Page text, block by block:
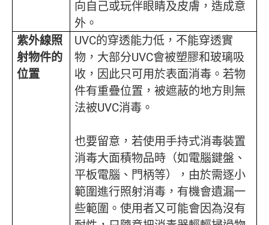
向自己或玩伴眼睛及皮膚，造成意
外。
紫外線照
射物件的
位置
UVC的穿透能力低，不能穿透實
物，大部分UVC會被塑膠和玻璃吸
收，因此只可用於表面消毒。若物
件有重疊位置，被遮蔽的地方則無
法被UVC消毒。
也要留意，若使用手持式消毒裝置
消毒大面積物品時（如電腦鍵盤、
平板電腦、門柄等），由於需逐小
範圍進行照射消毒，有機會遺漏一
些範圍。使用者又可能會因為沒有